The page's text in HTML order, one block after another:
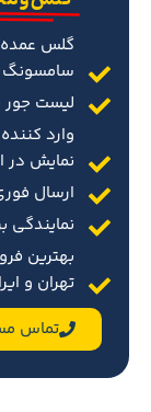
گلس عمده
سامسونگ
لیست جور برای 1700مدل حتی
وارد
نمایش در
ارسال
نمایندگی
بهترین
تهران و
تماس